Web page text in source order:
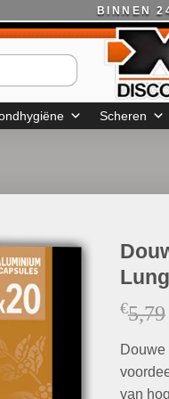
BINNEN
Scheren
€5,79
Douwe
van